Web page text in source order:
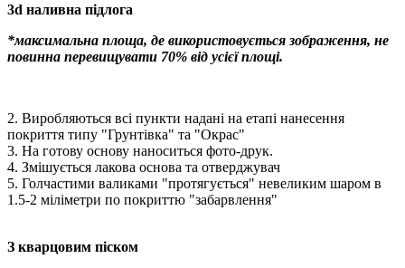
3d наливна підлога
*максимальна площа, де використовується зображення, не
повинна перевищувати 70% від усієї площі.
2. Виробляються всі пункти надані на етапі нанесення
покриття типу "Грунтівка" та "Окрас"
3. На готову основу наноситься фото-друк.
4. Змішується лакова основа та отверджувач
5. Голчастими валиками "протягується" невеликим шаром в
1.5-2 міліметри по покриттю "забарвлення"
З кварцовим піском